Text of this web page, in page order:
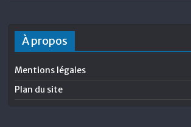
À propos
Mentions légales
Plan du site